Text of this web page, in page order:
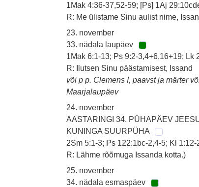
1Mak 4:36-37,52-59; [Ps] 1Aj
R: Me ülistame Sinu aulist nime,
23. november
33. nädala laupäev
1Mak 6:1-13; Ps 9:2-3,4+6,16+19; Lk
R: Ilutsen Sinu päästamisest, Issand
või p p. Clemens I, paavst ja märter
Maarjalaupäev
24. november
AASTARINGI 34. PÜHAPÄEV
KUNINGA SUURPÜHA
2Sm 5:1-3; Ps 122:1bc-2,4-5; Kl
R: Lähme rõõmuga Issanda kotta.)
25. november
34. nädala esmaspäev